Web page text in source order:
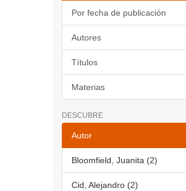
Por fecha de publicación
Autores
Títulos
Materias
DESCUBRE
Autor
Bloomfield, Juanita (2)
Cid, Alejandro (2)